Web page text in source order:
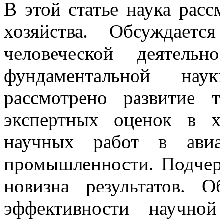
В этой статье наука
хозяйства.
человеческой
фундаментальной
рассмотрено
экспертных оценок в
научных работ в
промышленности.
новизна результатов.
эффективности